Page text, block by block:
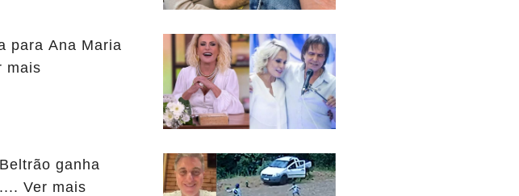
para Ana Maria
mais
ganha
Ver mais